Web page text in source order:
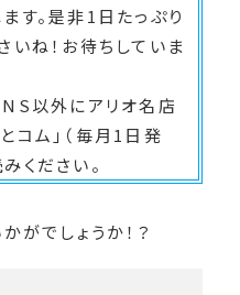
す。是非1日たっぷり
いね！お待ちしていま
以外にアリオ名店
コム」（毎月1日発
ください。
がでしょうか！？